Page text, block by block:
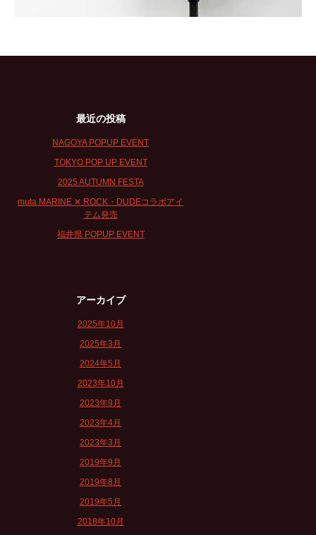
最近の投稿
NAGOYA POPUP EVENT
TOKYO POP UP EVENT
2025 AUTUMN FESTA
muta MARINE ✕ ROCK・DUDEコラボアイ
テム発売
福井県 POPUP EVENT
アーカイブ
2025年10月
2025年3月
2024年5月
2023年10月
2023年9月
2023年4月
2023年3月
2019年9月
2019年8月
2019年5月
2018年10月